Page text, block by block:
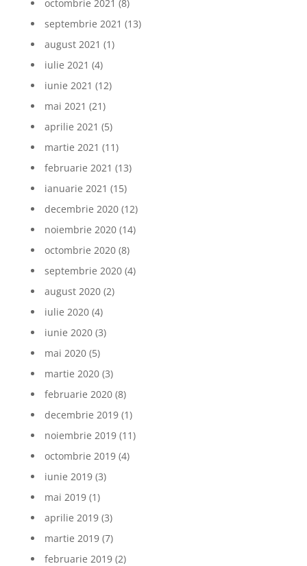
octombrie 2021 (8)
septembrie 2021 (13)
august 2021 (1)
iulie 2021 (4)
iunie 2021 (12)
mai 2021 (21)
aprilie 2021 (5)
martie 2021 (11)
februarie 2021 (13)
ianuarie 2021 (15)
decembrie 2020(12)
noiembrie 2020(14)
octombrie 2020(8)
septembrie 2020(4)
august 2020(2)
iulie 2020(4)
iunie 2020(3)
mai 2020(5)
martie 2020(3)
februarie 2020(8)
decembrie 2019(1)
noiembrie 2019(11)
octombrie 2019(4)
iunie 2019(3)
mai 2019(1)
aprilie 2019(3)
martie 2019(7)
februarie 2019(2)